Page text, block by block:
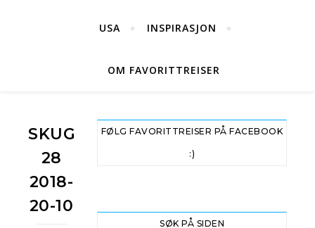
USA INSPIRASJON
OM FAVORITTREISER
SKUGGENATTEN
28
2018-
20-10
FØLG FAVORITTREISER PÅ FACEBOOK
:)
SØK PÅ SIDEN